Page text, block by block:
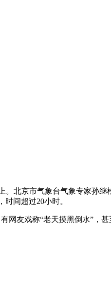
北京市气象台气象专家孙继
间超过20小时。
友戏称“老天摸黑倒水”，甚